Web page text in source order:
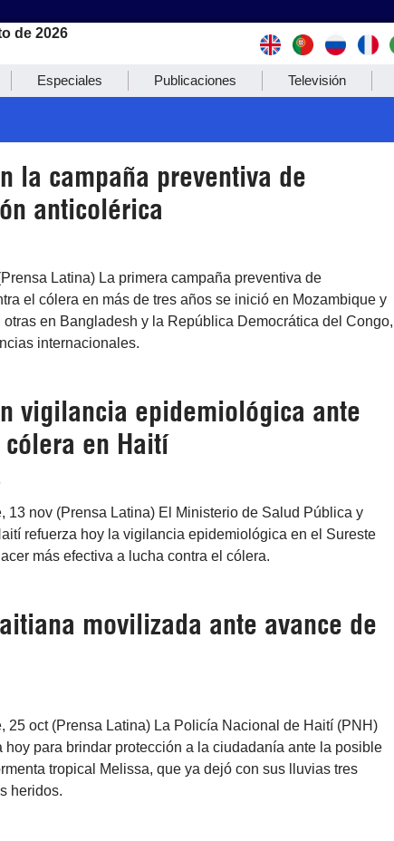
de 2026
Especiales Publicaciones Televisión
la campaña preventiva de
anticolérica
Latina) La primera campaña preventiva de
el cólera en más de tres años se inició en Mozambique y
otras en Bangladesh y la República Democrática del Congo,
internacionales.
vigilancia epidemiológica ante
cólera en Haití
13 nov (Prensa Latina) El Ministerio de Salud Pública y
refuerza hoy la vigilancia epidemiológica en el Sureste
más efectiva a lucha contra el cólera.
movilizada ante avance de
25 oct (Prensa Latina) La Policía Nacional de Haití (PNH)
hoy para brindar protección a la ciudadanía ante la posible
tropical Melissa, que ya dejó con sus lluvias tres
heridos.